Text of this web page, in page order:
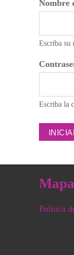
Nombre
Escriba su
Escriba la
Política